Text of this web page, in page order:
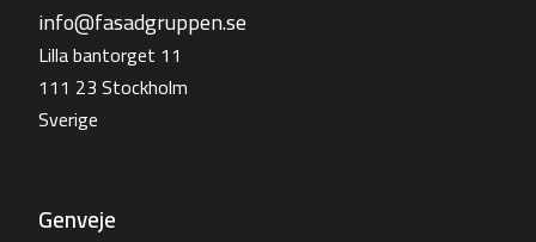
info@fasadgruppen.se
Lilla bantorget 11
111 23 Stockholm
Sverige
Genveje